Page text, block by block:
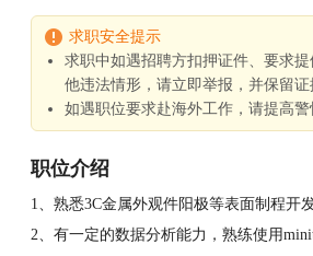
求职安全提示
求职中如遇招聘方扣押证件、要求
他违法情形，请立即举报，并保留证
如遇职位要求赴海外工作，请提高警
职位介绍
1、熟悉3C金属外观件阳极等表面制程开
2、有一定的数据分析能力，熟练使用